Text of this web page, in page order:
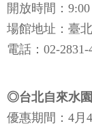
開放時間：
場館地址：臺
電話：02-2831-
◎台北自來水
優惠期間：4月